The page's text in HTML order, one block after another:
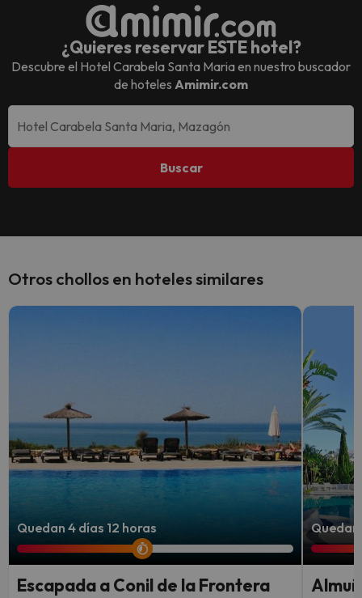
¿Quieres reservar ESTE hotel?
Descubre el Hotel Carabela Santa Mariaen nuestro buscador
de hoteles Amimir.com
Buscar
Otros chollos en hoteles similares
Quedan 4 días 12 horas
Escapada a Conil de la Frontera
Quedan